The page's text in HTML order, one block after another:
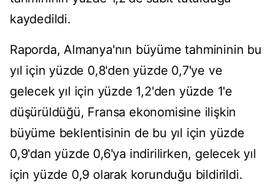
kaydedildi.
Raporda, Almanya'nın büyüme tahmininin bu
yıl için yüzde 0,8'den yüzde 0,7'ye ve
gelecek yıl için yüzde 1,2'den yüzde 1'e
düşürüldüğü, Fransa ekonomisine ilişkin
büyüme beklentisinin de bu yıl için yüzde
0,9'dan yüzde 0,6'ya indirilirken, gelecek yıl
için yüzde 0,9 olarak korunduğu bildirildi.